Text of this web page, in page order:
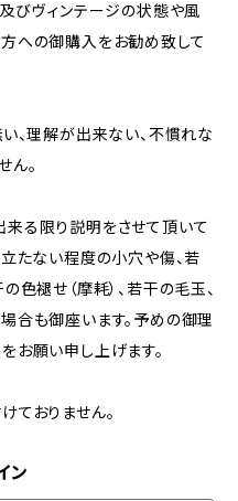
びヴィンテージの状態や風
への御購入をお勧め致して
理解が出来ない、不慣れな
ん。
る限り説明をさせて頂いて
たない程度の小穴や傷、若
色褪せ（摩耗）、若干の毛玉、
合も御座います。予めの御理
お願い申し上げます。
ておりません。
ン